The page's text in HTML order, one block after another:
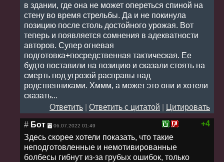
в здании, где она не может опереться спиной на
стену во время стрельбы. Да и не покинула
позицию после столь достойного урожая. Вот
теперь и появляется сомнения в адекватности
авторов. Супер огневая
подготовка+посредственная тактическая. Ее
будто поставили на позицию и сказали стоять на
смерть под угрозой расправы над
родственниками. Хммм, а может это они и хотели
сказать...
Ответить
Ответить с цитатой
Цитировать
+4
# Бот 06.07.2022 01:49
Здесь скорее хотели показать, что такие
неподготовленные и немотивированные
болбесы гибнут из-за грубых ошибок, только